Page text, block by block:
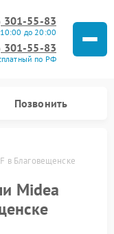
301-55-83
10:00 до 20:00
301-55-83
по РФ
Позвонить
в Благовещенске
Midea